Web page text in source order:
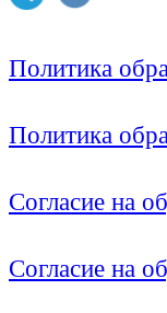
Политика
Политика
Согласие на
Согласие на